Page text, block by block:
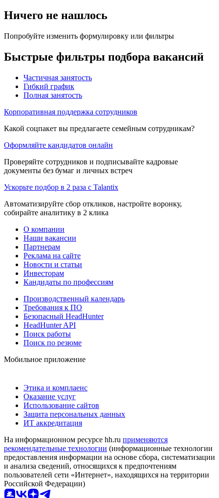
Ничего не нашлось
Попробуйте изменить формулировку или фильтры
Быстрые фильтры подбора вакансий
Частичная занятость
Гибкий график
Полная занятость
Корпоративная поддержка сотрудников
Какой соцпакет вы предлагаете семейным сотрудникам?
Оформляйте кандидатов онлайн
Проверяйте сотрудников и подписывайте кадровые
документы без бумаг и личных встреч
Ускорьте подбор в 2 раза с Talantix
Автоматизируйте сбор откликов, настройте воронку,
собирайте аналитику в 2 клика
О компании
Наши вакансии
Партнерам
Реклама на сайте
Новости и статьи
Инвесторам
Кандидаты по профессиям
Производственный календарь
Требования к ПО
Безопасный HeadHunter
HeadHunter API
Поиск работы
Поиск по резюме
Мобильное приложение
Этика и комплаенс
Оказание услуг
Использование сайтов
Защита персональных данных
ИТ аккредитация
На информационном ресурсе hh.ru применяются
рекомендательные технологии (информационные технологии
предоставления информации на основе сбора, систематизации
и анализа сведений, относящихся к предпочтениям
пользователей сети «Интернет», находящихся на территории
Российской Федерации)